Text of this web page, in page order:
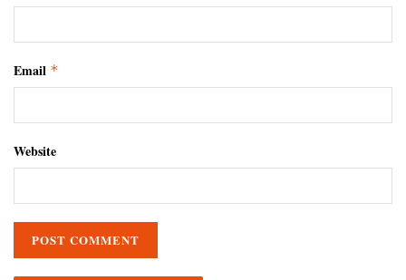
Email *
Website